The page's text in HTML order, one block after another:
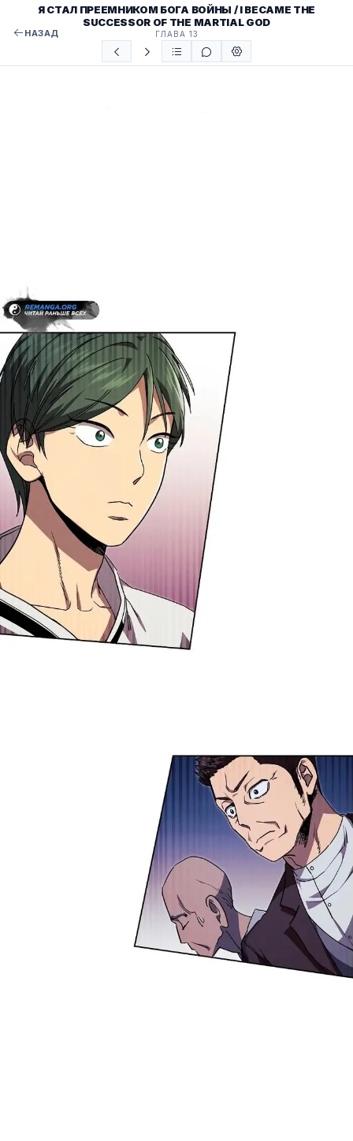
НАЗАД
Я СТАЛ ПРЕЕМНИКОМ БОГА ВОЙНЫ / I BECAME THE
SUCCESSOR OF THE MARTIAL GOD
ГЛАВА 13